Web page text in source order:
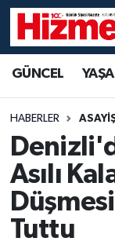
GÜNCEL
HABERLER
Asılı
Tuttu
YAŞAM
SİYASET
SAĞLIK
EKONOMİ
Denizli
Denizli
Süper Lig
Tüm